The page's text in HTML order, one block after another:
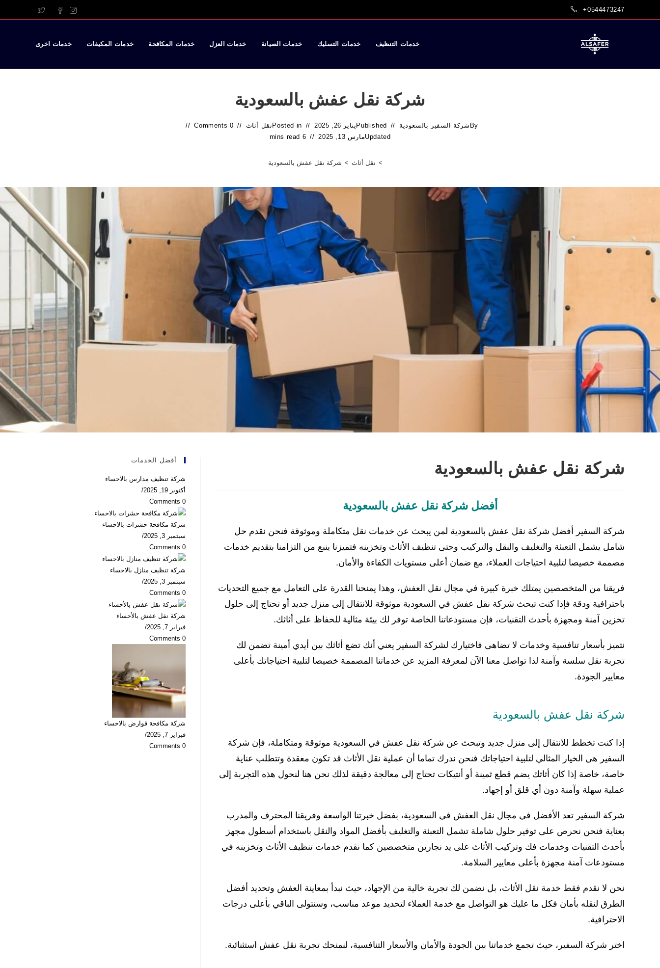
to
+0544473247
خدمات التنظيف خدمات التسليك خدمات الصيانة خدمات العزل خدمات المكافحة خدمات المكيفات خدمات اخرى
شركة نقل عفش بالسعودية
By شركة السفير بالسعودية Published يناير 26, 2025 Posted in نقل أثاث
0 Comments
Updatedمارس 13, 2025 6 mins read
> نقل أثاث > شركة نقل عفش بالسعودية
شركة نقل عفش بالسعودية
أفضل شركة نقل عفش بالسعودية
شركة السفير أفضل شركة نقل عفش بالسعودية لمن يبحث عن خدمات نقل متكاملة وموثوقة فنحن نقدم حل
شامل يشمل التعبئة والتغليف والنقل والتركيب وحتى تنظيف الأثاث وتخزينه فتميزنا ينبع من التزامنا بتقديم خدمات
مصممة خصيصا لتلبية احتياجات العملاء، مع ضمان أعلى مستويات الكفاءة والأمان.
فريقنا من المتخصصين يمتلك خبرة كبيرة في مجال نقل العفش، وهذا يمنحنا القدرة على التعامل مع جميع التحديات
باحترافية ودقة فإذا كنت تبحث شركة نقل عفش في السعودية موثوقة للانتقال إلى منزل جديد أو تحتاج إلى حلول
تخزين آمنة ومجهزة بأحدث التقنيات، فإن مستودعاتنا الخاصة توفر لك بيئة مثالية للحفاظ على أثاثك.
نتميز بأسعار تنافسية وخدمات لا تضاهى فاختيارك لشركة السفير يعني أنك تضع أثاثك بين أيدي أمينة تضمن لك
تجربة نقل سلسة وآمنة لذا تواصل معنا الآن لمعرفة المزيد عن خدماتنا المصممة خصيصا لتلبية احتياجاتك بأعلى
معايير الجودة.
شركة نقل عفش بالسعودية
إذا كنت تخطط للانتقال إلى منزل جديد وتبحث عن شركة نقل عفش في السعودية موثوقة ومتكاملة، فإن شركة
السفير هي الخيار المثالي لتلبية احتياجاتك فنحن ندرك تماما أن عملية نقل الأثاث قد تكون معقدة وتتطلب عناية
خاصة، خاصة إذا كان أثاثك يضم قطع ثمينة أو أنتيكات تحتاج إلى معالجة دقيقة لذلك نحن هنا لنحول هذه التجربة إلى
عملية سهلة وآمنة دون أي قلق أو إجهاد.
شركة السفير تعد الأفضل في مجال نقل العفش في السعودية، بفضل خبرتنا الواسعة وفريقنا المحترف والمدرب
بعناية فنحن نحرص على توفير حلول شاملة تشمل التعبئة والتغليف بأفضل المواد والنقل باستخدام أسطول مجهز
بأحدث التقنيات وخدمات فك وتركيب الأثاث على يد نجارين متخصصين كما نقدم خدمات تنظيف الأثاث وتخزينه في
مستودعات آمنة مجهزة بأعلى معايير السلامة.
نحن لا نقدم فقط خدمة نقل الأثاث، بل نضمن لك تجربة خالية من الإجهاد، حيث نبدأ بمعاينة العفش وتحديد أفضل
الطرق لنقله بأمان فكل ما عليك هو التواصل مع خدمة العملاء لتحديد موعد مناسب، وسنتولى الباقي بأعلى درجات
الاحترافية.
اختر شركة السفير، حيث تجمع خدماتنا بين الجودة والأمان والأسعار التنافسية، لنمنحك تجربة نقل عفش استثنائية.
أفضل الخدمات
شركة تنظيف مدارس بالاحساء
أكتوبر 19, 2025
/
0 Comments
شركة مكافحة حشرات بالاحساء
سبتمبر 3, 2025
/
0 Comments
شركة تنظيف منازل بالاحساء
سبتمبر 3, 2025
/
0 Comments
شركة نقل عفش بالأحساء
فبراير 7, 2025
/
0 Comments
شركة مكافحة قوارض بالاحساء
فبراير 7, 2025
/
0 Comments